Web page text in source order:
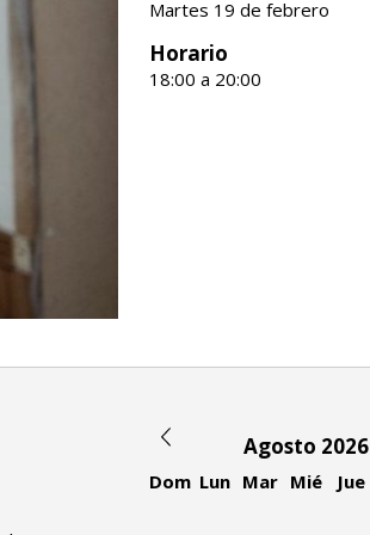
Martes 19 de febrero
Horario
18:00 a 20:00
Agosto 2026
Dom Lun Mar Mié Jue